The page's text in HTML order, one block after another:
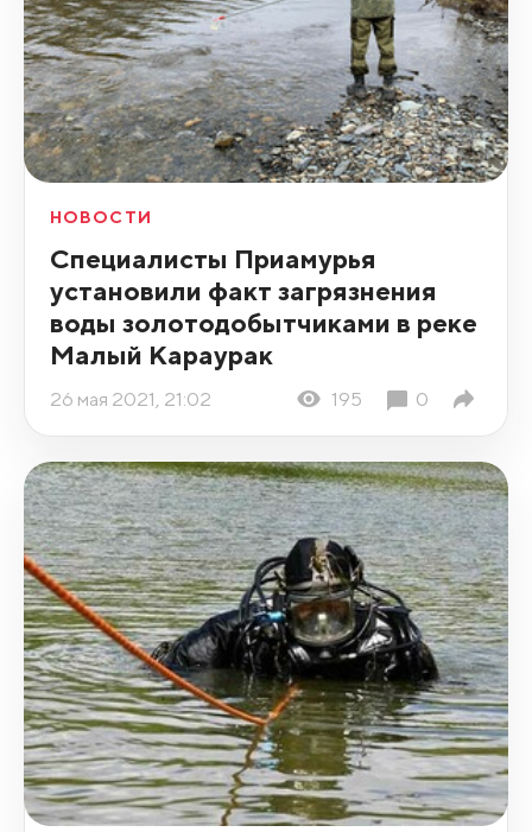
НОВОСТИ
Специалисты Приамурья
установили факт загрязнения
воды золотодобытчиками в реке
Малый Караурак
26 мая 2021, 21:02 195 0